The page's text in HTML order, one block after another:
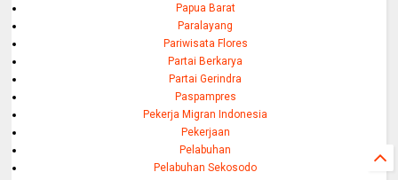
Papua Barat
Paralayang
Pariwisata Flores
Partai Berkarya
Partai Gerindra
Paspampres
Pekerja Migran Indonesia
Pekerjaan
Pelabuhan
Pelabuhan Sekosodo